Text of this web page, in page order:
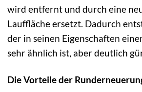
wird entfernt und durch eine
Lauffläche ersetzt. Dadurch
der in seinen Eigenschaften
sehr ähnlich ist, aber deutlich
Die Vorteile der